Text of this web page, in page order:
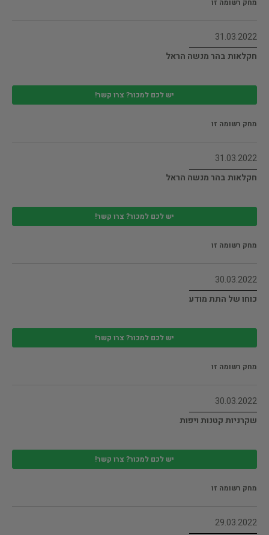
מחק רשומה זו
31.03.2022
חקלאות בהר מנשה הראל
יש לכם למכור? צרו קשר!
מחק רשומה זו
31.03.2022
חקלאות בהר מנשה הראל
יש לכם למכור? צרו קשר!
מחק רשומה זו
30.03.2022
כוחו של התת מודע
יש לכם למכור? צרו קשר!
מחק רשומה זו
30.03.2022
שקרניות קטנות ויפות
יש לכם למכור? צרו קשר!
מחק רשומה זו
29.03.2022